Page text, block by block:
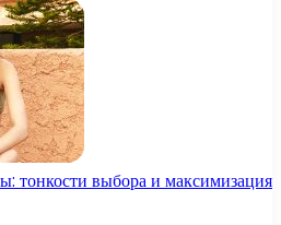
тонкости выбора и максимизация